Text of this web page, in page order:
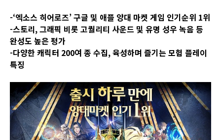
-‘엑소스 히어로즈’ 구글 및 애플 양대 마켓 게임 인기순위 1위
-스토리, 그래픽 비롯 고퀄리티 사운드 및 유명 성우 녹음 등
완성도 높은 평가
-다양한 캐릭터 200여 종 수집, 육성하며 즐기는 모험 플레이
특징